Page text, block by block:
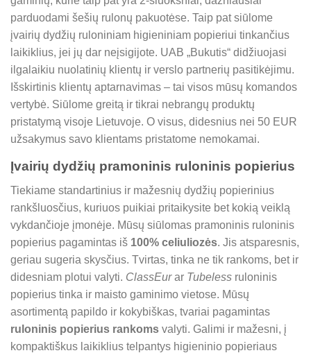
parduodami šešių rulonų pakuotėse. Taip pat siūlome
įvairių dydžių ruloniniam higieniniam popieriui tinkančius
laikiklius, jei jų dar neįsigijote. UAB „Bukutis“ didžiuojasi
ilgalaikiu nuolatinių klientų ir verslo partnerių pasitikėjimu.
Išskirtinis klientų aptarnavimas – tai visos mūsų komandos
vertybė. Siūlome greitą ir tikrai nebrangų produktų
pristatymą visoje Lietuvoje. O visus, didesnius nei 50 EUR
užsakymus savo klientams pristatome nemokamai.
Įvairių dydžių pramoninis ruloninis popierius
Tiekiame standartinius ir mažesnių dydžių popierinius
rankšluosčius, kuriuos puikiai pritaikysite bet kokią veiklą
vykdančioje įmonėje. Mūsų siūlomas pramoninis ruloninis
popierius pagamintas iš 100% celiuliozės. Jis atsparesnis,
geriau sugeria skysčius. Tvirtas, tinka ne tik rankoms, bet ir
didesniam plotui valyti. ClassEurar Tubeless ruloninis
popierius tinka ir maisto gaminimo vietose. Mūsų
asortimentą papildo ir kokybiškas, tvariai pagamintas
ruloninis popierius rankoms valyti. Galimi ir mažesni, į
kompaktiškus laikiklius telpantys higieninio popieriaus